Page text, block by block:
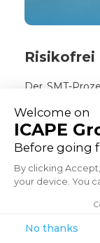
Risikofrei
Der SMT-
Barcode-
zur passiven
Prüfung
ermöglicht
Ihrer